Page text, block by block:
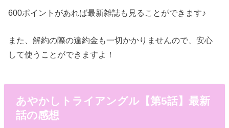
600ポイントがあれば最新雑誌も見ることができます♪
また、解約の際の違約金も一切かかりませんので、安心
して使うことができますよ！
あやかしトライアングル【第5話】最新
話の感想